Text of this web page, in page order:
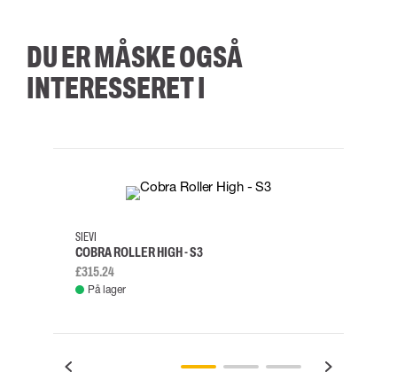
DU ER MÅSKE OGSÅ
INTERESSERET I
38
SIEVI
COBRA ROLLER HIGH - S3
£315.24
På lager